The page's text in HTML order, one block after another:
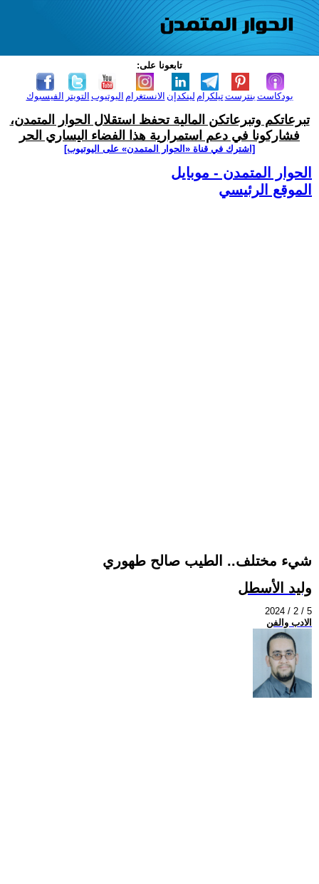
تابعونا على:
الفيسبوك التويتر اليوتيوب الانستغرام لينكدإن تيلكرامبنترست بودكاست
تبرعاتكم وتبرعاتكن المالية تحفظ استقلال الحوار المتمدن،
فشاركونا في دعم استمرارية هذا الفضاء اليساري الحر
[اشترك في قناة ‫«الحوار المتمدن» على اليوتيوب]
الحوار المتمدن - موبايل
الموقع الرئيسي
شيء مختلف.. الطيب صالح طهوري
وليد الأسطل
2024 / 2 / 5
الادب والفن